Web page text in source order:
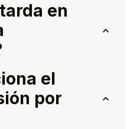
en
el
por